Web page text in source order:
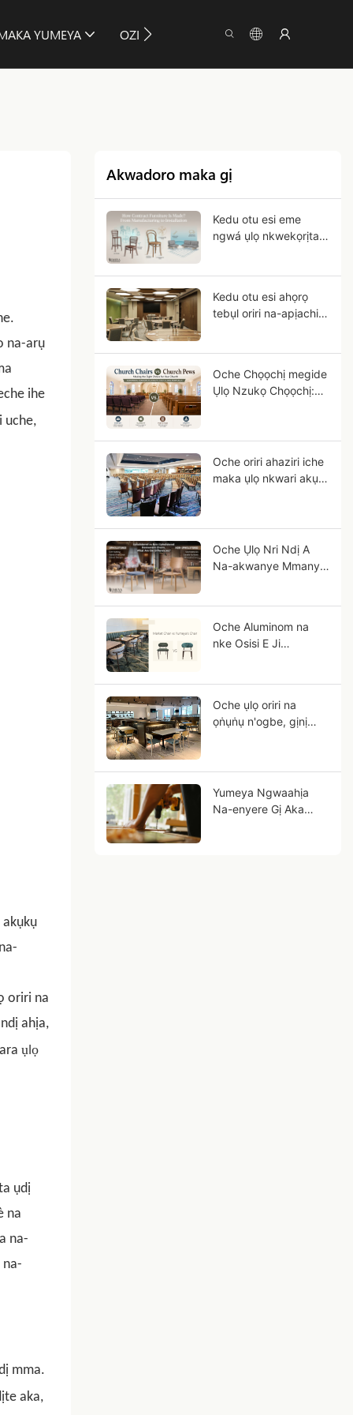
YUMEYA OZI NDỊNA NDỊ AHỤ
na-arụ
ihe
uche,
oriri na
ahịa,
ụlọ
ụdị
na
na-
na-
mma.
aka,
Akwadoro maka gị
Kedu otu esi eme
ngwá ụlọ nkwekọrịta?
Kedu otu esi ahọrọ
tebụl oriri na-apịachi
Oche Chọọchị megide
Ụlọ Nzukọ Chọọchị:
unu?
Oche oriri ahaziri iche
maka ụlọ nkwari akụ:
ama
Oche Ụlọ Nri Ndị A
Na-akwanye Mmanya
Oche Aluminom na
nke Osisi E Ji
Oche ụlọ oriri na
ọṅụṅụ n'ogbe, gịnị
gị n'ọdịnihu?
Yumeya Ngwaahịa
Na-enyere Gị Aka